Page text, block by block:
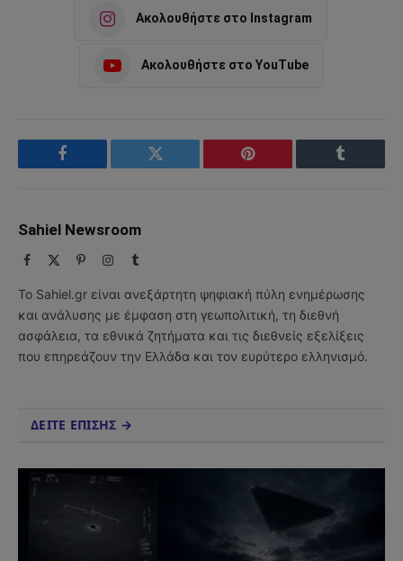
Ακολουθήστε στο Instagram
Ακολουθήστε στο YouTube
Facebook Twitter Pinterest Tumblr
Sahiel Newsroom
Facebook PinterestInstagram
Tumblr
Το Sahiel.gr είναι ανεξάρτητη ψηφιακή πύλη ενημέρωσης
και ανάλυσης με έμφαση στη γεωπολιτική, τη διεθνή
ασφάλεια, τα εθνικά ζητήματα και τις διεθνείς εξελίξεις
που επηρεάζουν την Ελλάδα και τον ευρύτερο ελληνισμό.
ΔΕΙΤΕ ΕΠΙΣΗΣ →